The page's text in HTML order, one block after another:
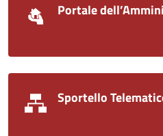
Portale
Sportello